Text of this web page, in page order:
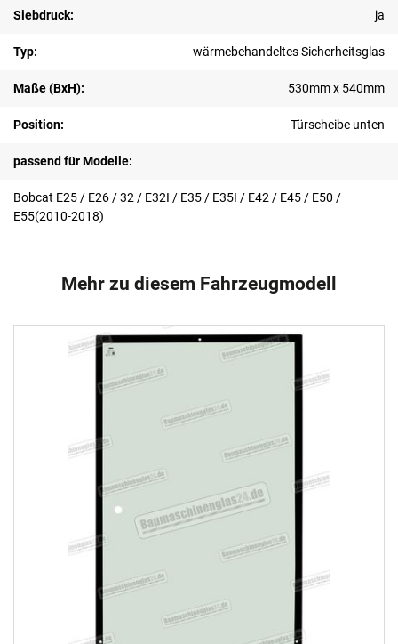
Siebdruck: ja
Typ: wärmebehandeltes Sicherheitsglas
Maße (BxH): 530mm x 540mm
Position: Türscheibe unten
passend für Modelle:
Bobcat E25 / E26 / 32 / E32I / E35 / E35I / E42 / E45 / E50 /
E55(2010-2018)
Mehr zu diesem Fahrzeugmodell